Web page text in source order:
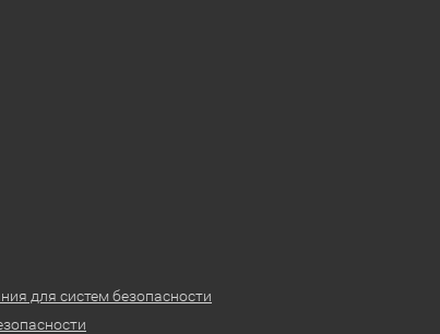
для систем безопасности